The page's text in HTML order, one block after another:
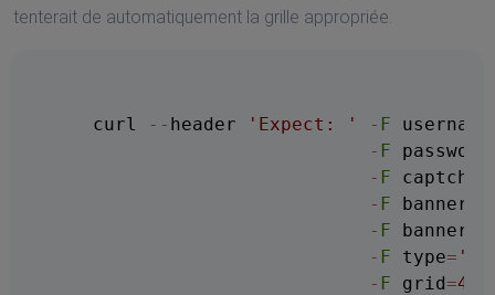
tenterait de automatiquement la grille appropriée.
    curl
- - header 'Expect: ' - F username
- F password
- F
- F banner
- F
- F type= '3'
- F grid=4